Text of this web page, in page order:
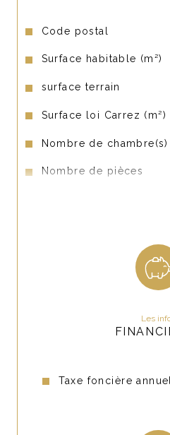
euros Chauffage fioul DPE : F GES :
Pour toute question ou pour une
Code postal
Surface habitable (m²)
surface terrain
Surface loi Carrez (m²)
Nombre de chambre(s)
Nombre de pièces
Nb de salle de bains
Balcon
Les
Taxe foncière